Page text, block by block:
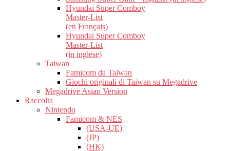
Hyundai Super Comboy
Master-List
(en Français)
Hyundai Super Comboy
Master-List
(in inglese)
Taiwan
Famicom da Taiwan
Giochi originali di Taiwan su Megadrive
Megadrive Asian Version
Raccolta
Nintendo
Famicom & NES
(USA-UE)
(JP)
(HK)